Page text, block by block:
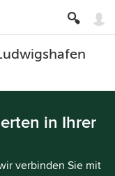
in Ihrer
verbinden Sie mit